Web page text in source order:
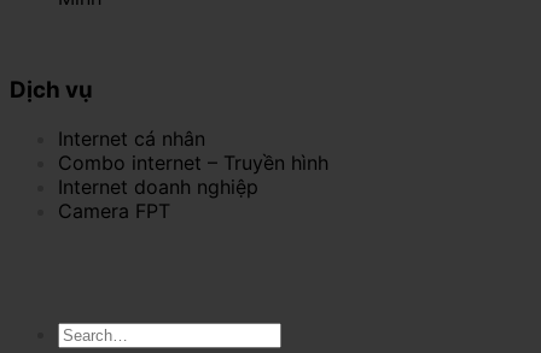
Dịch vụ
Internet cá nhân
Combo internet – Truyền hình
Internet doanh nghiệp
Camera FPT